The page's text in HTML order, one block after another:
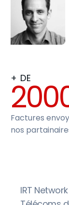
+ DE
Factures
nos
IRT